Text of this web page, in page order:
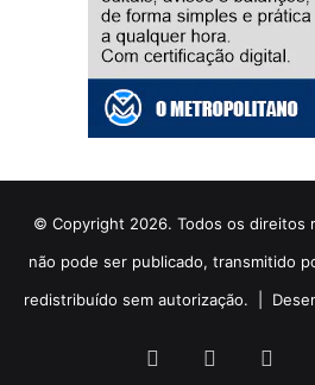
© Copyright 2026. Todos os direitos
não pode ser publicado, transmitido
redistribuído sem autorização. |
Facebook